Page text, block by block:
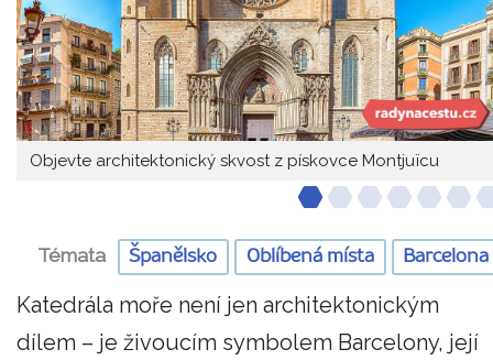
Objevte architektonický skvost z pískovce Montjuïcu
Témata Španělsko Oblíbená místa Barcelona
Katedrála moře není jen architektonickým
dílem – je živoucím symbolem Barcelony, její